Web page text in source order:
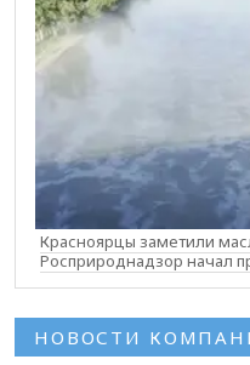
Красноярцы заметили
Росприроднадзор начал
НОВОСТИ